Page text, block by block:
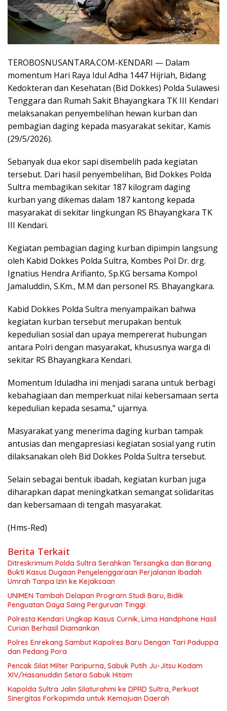
TEROBOSNUSANTARA.COM-KENDARI — Dalam
momentum Hari Raya Idul Adha 1447 Hijriah, Bidang
Kedokteran dan Kesehatan (Bid Dokkes) Polda Sulawesi
Tenggara dan Rumah Sakit Bhayangkara TK III Kendari
melaksanakan penyembelihan hewan kurban dan
pembagian daging kepada masyarakat sekitar, Kamis
(29/5/2026).
Sebanyak dua ekor sapi disembelih pada kegiatan
tersebut. Dari hasil penyembelihan, Bid Dokkes Polda
Sultra membagikan sekitar 187 kilogram daging
kurban yang dikemas dalam 187 kantong kepada
masyarakat di sekitar lingkungan RS Bhayangkara TK
III Kendari.
Kegiatan pembagian daging kurban dipimpin langsung
oleh Kabid Dokkes Polda Sultra, Kombes Pol Dr. drg.
Ignatius Hendra Arifianto, Sp.KG bersama Kompol
Jamaluddin, S.Km., M.M dan personel RS. Bhayangkara.
Kabid Dokkes Polda Sultra menyampaikan bahwa
kegiatan kurban tersebut merupakan bentuk
kepedulian sosial dan upaya mempererat hubungan
antara Polri dengan masyarakat, khususnya warga di
sekitar RS Bhayangkara Kendari.
Momentum Iduladha ini menjadi sarana untuk berbagi
kebahagiaan dan memperkuat nilai kebersamaan serta
kepedulian kepada sesama,” ujarnya.
Masyarakat yang menerima daging kurban tampak
antusias dan mengapresiasi kegiatan sosial yang rutin
dilaksanakan oleh Bid Dokkes Polda Sultra tersebut.
Selain sebagai bentuk ibadah, kegiatan kurban juga
diharapkan dapat meningkatkan semangat solidaritas
dan kebersamaan di tengah masyarakat.
(Hms-Red)
Berita Terkait
Ditreskrimum Polda Sultra Serahkan Tersangka dan Barang
Bukti Kasus Dugaan Penyelenggaraan Perjalanan Ibadah
Umrah Tanpa Izin ke Kejaksaan
UNIMEN Tambah Delapan Program Studi Baru, Bidik
Penguatan Daya Saing Perguruan Tinggi.
Polresta Kendari Ungkap Kasus Curnik, Lima Handphone Hasil
Curian Berhasil Diamankan
Polres Enrekang Sambut Kapolres Baru Dengan Tari Paduppa
dan Pedang Pora
Pencak Silat Milter Paripurna, Sabuk Putih Ju-Jitsu Kodam
XIV/Hasanuddin Setara Sabuk Hitam
Kapolda Sultra Jalin Silaturahmi ke DPRD Sultra, Perkuat
Sinergitas Forkopimda untuk Kemajuan Daerah